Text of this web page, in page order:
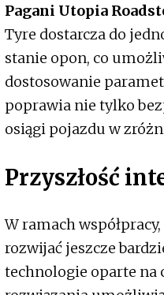
Pagani Utopia
Tyre dostarcza do
stanie opon, co
dostosowanie
poprawia nie tylko
osiągi pojazdu w
Przyszłość
W ramach
rozwijać jeszcze
technologie oparte na